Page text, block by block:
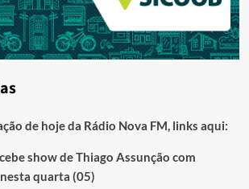
de hoje da Rádio Nova FM, links aqui:
show de Thiago Assunção com
quarta (05)